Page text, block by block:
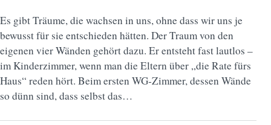
Es gibt Träume, die wachsen in uns, ohne dass wir uns je
bewusst für sie entschieden hätten. Der Traum von den
eigenen vier Wänden gehört dazu. Er entsteht fast lautlos –
im Kinderzimmer, wenn man die Eltern über „die Rate fürs
Haus“ reden hört. Beim ersten WG‑Zimmer, dessen Wände
so dünn sind, dass selbst das…